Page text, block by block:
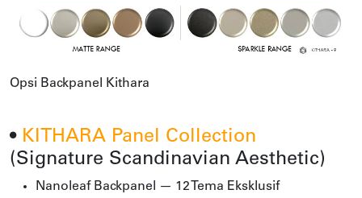
Opsi Backpanel Kithara
• KITHARA Panel Collection
(Signature Scandinavian Aesthetic)
Nanoleaf Backpanel — 12 Tema Eksklusif